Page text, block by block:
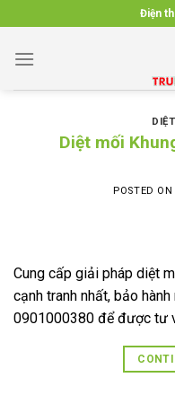
to
content
Điện
Diệt mối
POSTED ON
Cung cấp giải pháp diệt
cạnh tranh nhất, bảo
0901000380 để được tư